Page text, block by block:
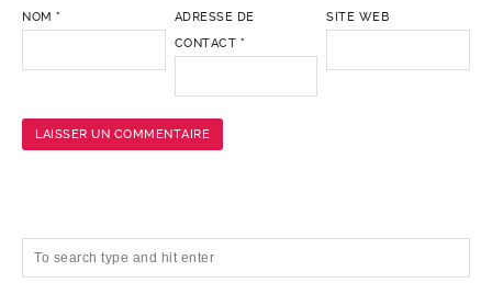
NOM *
ADRESSE DE
CONTACT *
SITE WEB